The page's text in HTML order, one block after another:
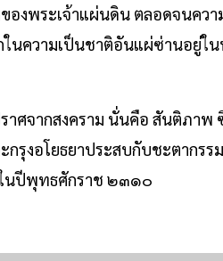
พระเจ้าแผ่นดิน ตลอดจนควา
ความเป็นชาติอันแผ่ซ่านอยู่ใน
าศจากสงคราม นั่นคือ สันติภา
กรุงอโยธยาประสบกับชะตากร
นปีพุทธศักราช ๒๓๑๐